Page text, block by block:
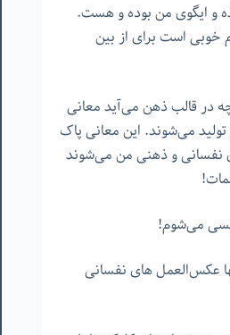
و ایگوی من بوده و هست.
خوبی است برای از بین
قالب ذهن می‌آید معانی
می‌شوند. این معانی پاک
نفسانی و ذهنی من می‌شوند
می‌شوم!
عکس‌العمل های نفسانی